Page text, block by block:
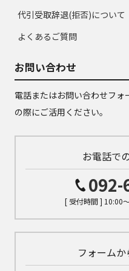
代引受取辞退(拒否)について
よくあるご質問
お問い合わせ
電話またはお問い合わせフォ
の際にご活用ください。
お電話で
092-
[ 受付時間 ] 10:00
フォーム